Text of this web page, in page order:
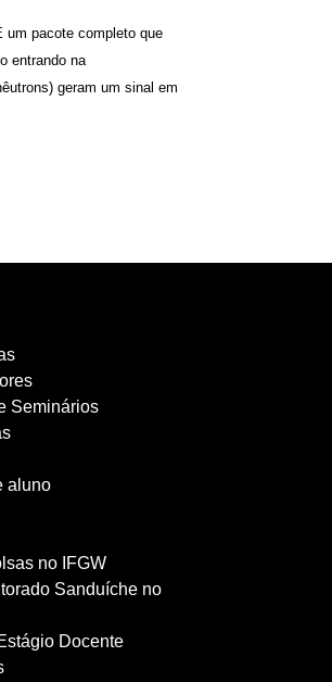
um pacote completo que
entrando na
geram um sinal em
Seminários
aluno
no IFGW
Sanduíche no
Docente